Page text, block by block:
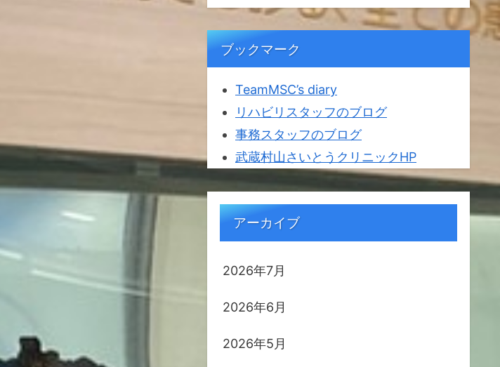
ブックマーク
TeamMSC’s diary
リハビリスタッフのブログ
事務スタッフのブログ
武蔵村山さいとうクリニックHP
アーカイブ
2026年7月
2026年6月
2026年5月